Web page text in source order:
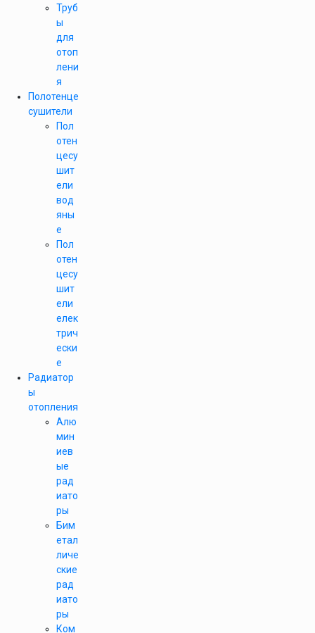
Труб
ы
для
отоп
лени
я
Полотенце
сушители
Пол
отен
цесу
шит
ели
вод
яны
е
Пол
отен
цесу
шит
ели
елек
трич
ески
е
Радиатор
ы
отопления
Алю
мин
иев
ые
рад
иато
ры
Бим
етал
личе
ские
рад
иато
ры
Ком